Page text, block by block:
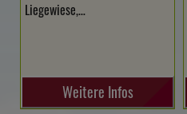
Liegewiese,…
Weitere Infos